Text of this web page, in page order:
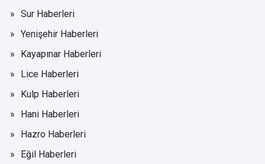
Sur Haberleri
Yenişehir Haberleri
Kayapınar Haberleri
Lice Haberleri
Kulp Haberleri
Hani Haberleri
Hazro Haberleri
Eğil Haberleri